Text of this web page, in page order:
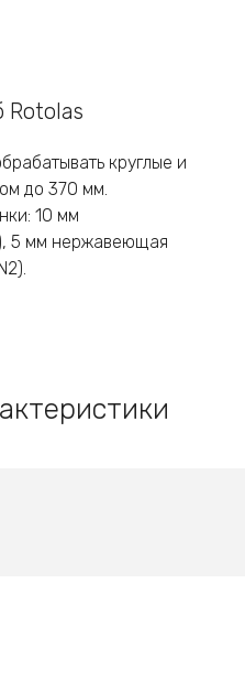
Rotolas
круглые и
до 370 мм.
10 мм
5 мм нержавеющая